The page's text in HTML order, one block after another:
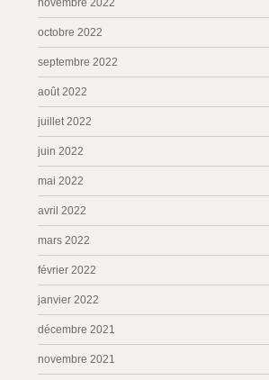
novembre 2022
octobre 2022
septembre 2022
août 2022
juillet 2022
juin 2022
mai 2022
avril 2022
mars 2022
février 2022
janvier 2022
décembre 2021
novembre 2021